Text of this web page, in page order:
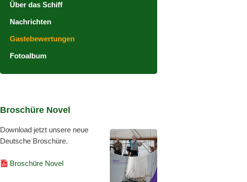
Über das Schiff
Nachrichten
Gastebewertungen
Fotoalbum
Broschüre Novel
Download jetzt unsere neue
Deutsche Broschüre.
Broschüre Novel